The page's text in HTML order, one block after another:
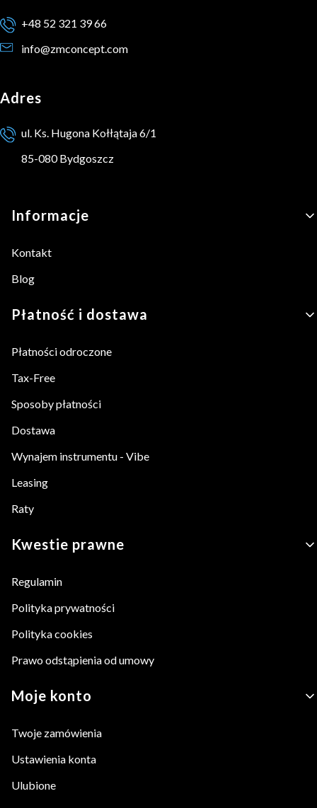
+48 52 321 39 66
info@zmconcept.com
Adres
ul. Ks. Hugona Kołłątaja 6/1
85-080 Bydgoszcz
Linki w stopce
Informacje
Kontakt
Blog
Płatność i dostawa
Płatności odroczone
Tax-Free
Sposoby płatności
Dostawa
Wynajem instrumentu - Vibe
Leasing
Raty
Kwestie prawne
Regulamin
Polityka prywatności
Polityka cookies
Prawo odstąpienia od umowy
Moje konto
Twoje zamówienia
Ustawienia konta
Ulubione